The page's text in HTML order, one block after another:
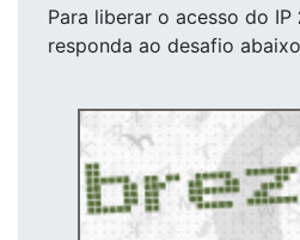
Para liberar o acesso do IP
responda ao desafio